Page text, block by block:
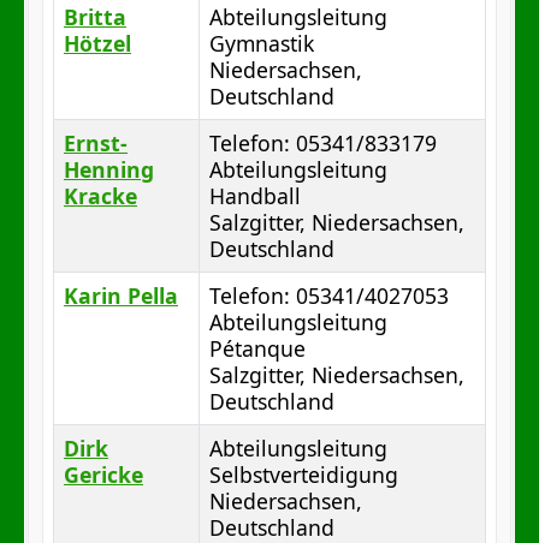
Britta
Hötzel
Abteilungsleitung
Gymnastik
Niedersachsen,
Deutschland
Ernst-
Henning
Kracke
Telefon: 05341/833179
Abteilungsleitung
Handball
Salzgitter, Niedersachsen,
Deutschland
Karin Pella
Telefon: 05341/4027053
Abteilungsleitung
Pétanque
Salzgitter, Niedersachsen,
Deutschland
Dirk
Gericke
Abteilungsleitung
Selbstverteidigung
Niedersachsen,
Deutschland